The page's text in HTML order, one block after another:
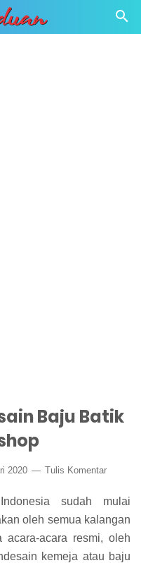
Baju Batik
2020 Tulis Komentar
sudah mulai
oleh semua kalangan
acara resmi, oleh
kemeja atau baju